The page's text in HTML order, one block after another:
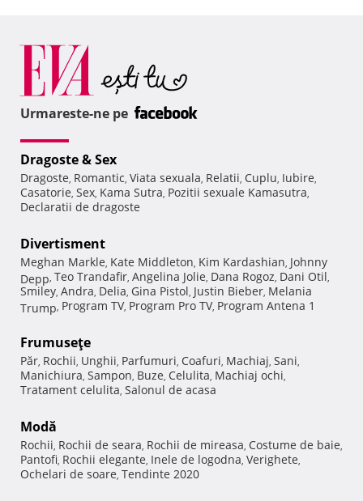
Urmareste-ne pe
Dragoste & Sex
Dragoste, Romantic, Viata sexuala, Relatii, Cuplu, Iubire,
Casatorie, Sex, Kama Sutra, Pozitii sexuale Kamasutra,
Declaratii de dragoste
Divertisment
Meghan Markle, Kate Middleton, Kim Kardashian, Johnny
Depp, Teo Trandafir, Angelina Jolie, Dana Rogoz, Dani Otil,
Smiley, Andra, Delia, Gina Pistol, Justin Bieber, Melania
Trump, Program TV, Program Pro TV, Program Antena 1
Frumuseţe
Păr, Rochii, Unghii, Parfumuri, Coafuri, Machiaj, Sani,
Manichiura, Sampon, Buze, Celulita, Machiaj ochi,
Tratament celulita, Salonul de acasa
Modă
Rochii, Rochii de seara, Rochii de mireasa, Costume de baie,
Pantofi, Rochii elegante, Inele de logodna, Verighete,
Ochelari de soare, Tendinte 2020